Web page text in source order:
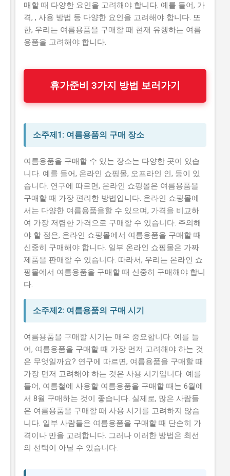
매할 때 다양한 요인을 고려해야 합니다. 예를 들어, 가
격, , 사용 방법 등 다양한 요인을 고려해야 합니다. 또
한, 우리는 여름용품을 구매할 때 현재 유행하는 여름
용품을 고려해야 합니다.
휴가준비 3가지 방법 보러가기
소주제1: 여름용품의 구매 장소
여름용품을 구매할 수 있는 장소는 다양한 곳이 있습
니다. 예를 들어, 온라인 쇼핑몰, 오프라인 인, 등이 있
습니다. 연구에 따르면, 온라인 쇼핑몰은 여름용품을
구매할 때 가장 편리한 방법입니다. 온라인 쇼핑몰에
서는 다양한 여름용품을할 수 있으며, 가격을 비교하
여 가장 저렴한 가격으로 구매할 수 있습니다. 주의해
야 할 점은, 온라인 쇼핑몰에서 여름용품을 구매할 때
신중히 구매해야 합니다. 일부 온라인 쇼핑몰은 가짜
제품을 판매할 수 있습니다. 따라서, 우리는 온라인 쇼
핑몰에서 여름용품을 구매할 때 신중히 구매해야 합니
다.
소주제2: 여름용품의 구매 시기
여름용품을 구매할 시기는 매우 중요합니다. 예를 들
어, 여름용품을 구매할 때 가장 먼저 고려해야 하는 것
은 무엇일까요? 연구에 따르면, 여름용품을 구매할 때
가장 먼저 고려해야 하는 것은 사용 시기입니다. 예를
들어, 여름철에 사용할 여름용품을 구매할 때는 6월에
서 8월 구매하는 것이 좋습니다. 실제로, 많은 사람들
은 여름용품을 구매할 때 사용 시기를 고려하지 않습
니다. 일부 사람들은 여름용품을 구매할 때 단순히 가
격이나 만을 고려합니다. 그러나 이러한 방법은 최선
의 선택이 아닐 수 있습니다.